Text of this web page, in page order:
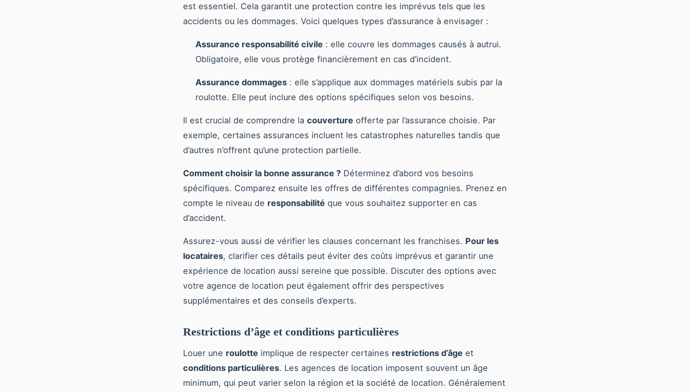
est essentiel. Cela garantit une protection contre les imprévus tels que les
accidents ou les dommages. Voici quelques types d’assurance à envisager :
Assurance responsabilité civile : elle couvre les dommages causés à autrui.
Obligatoire, elle vous protège financièrement en cas d’incident.
Assurance dommages : elle s’applique aux dommages matériels subis par la
roulotte. Elle peut inclure des options spécifiques selon vos besoins.
Il est crucial de comprendre la couverture offerte par l’assurance choisie. Par
exemple, certaines assurances incluent les catastrophes naturelles tandis que
d’autres n’offrent qu’une protection partielle.
Comment choisir la bonne assurance ? Déterminez d’abord vos besoins
spécifiques. Comparez ensuite les offres de différentes compagnies. Prenez en
compte le niveau de responsabilité que vous souhaitez supporter en cas
d’accident.
Assurez-vous aussi de vérifier les clauses concernant les franchises. Pour les
locataires, clarifier ces détails peut éviter des coûts imprévus et garantir une
expérience de location aussi sereine que possible. Discuter des options avec
votre agence de location peut également offrir des perspectives
supplémentaires et des conseils d’experts.
Restrictions d’âge et conditions particulières
Louer une roulotte implique de respecter certaines restrictions d’âge et
conditions particulières. Les agences de location imposent souvent un âge
minimum, qui peut varier selon la région et la société de location. Généralement